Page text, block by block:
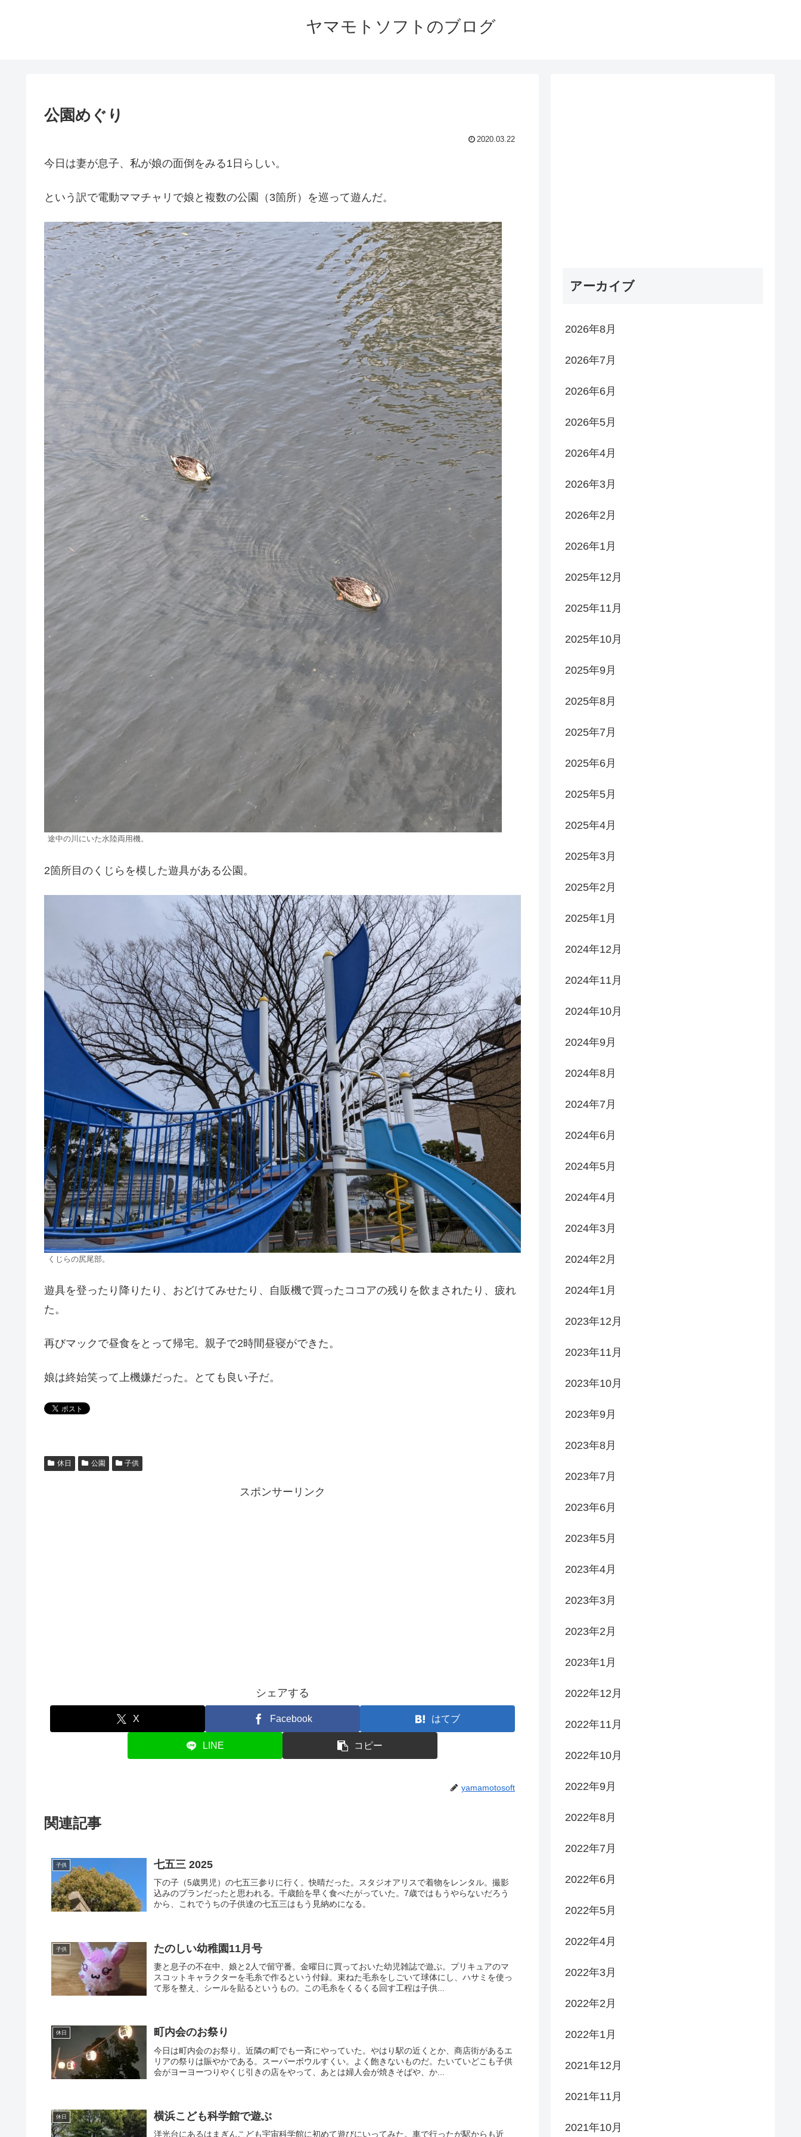
ヤマモトソフトのブログ
公園めぐり
2020.03.22
今日は妻が息子、私が娘の面倒をみる1日らしい。
という訳で電動ママチャリで娘と複数の公園（3箇所）を巡って遊んだ。
途中の川にいた水陸両用機。
2箇所目のくじらを模した遊具がある公園。
くじらの尻尾部。
遊具を登ったり降りたり、おどけてみせたり、自販機で買ったココアの残りを飲まされたり、疲れ
た。
再びマックで昼食をとって帰宅。親子で2時間昼寝ができた。
娘は終始笑って上機嫌だった。とても良い子だ。
休日 公園 子供
スポンサーリンク
シェアする
X Facebook はてブ
LINE コピー
yamamotosoft
関連記事
子供 七五三 2025
下の子（5歳男児）の七五三参りに行く。快晴だった。スタジオアリスで着物をレンタル。撮影
込みのプランだったと思われる。千歳飴を早く食べたがっていた。7歳ではもうやらないだろう
から、これでうちの子供達の七五三はもう見納めになる。
子供 たのしい幼稚園11月号
妻と息子の不在中、娘と2人で留守番。金曜日に買っておいた幼児雑誌で遊ぶ。プリキュアのマ
スコットキャラクターを毛糸で作るという付録。束ねた毛糸をしごいて球体にし、ハサミを使っ
て形を整え、シールを貼るというもの。この毛糸をくるくる回す工程は子供...
休日 町内会のお祭り
今日は町内会のお祭り。近隣の町でも一斉にやっていた。やはり駅の近くとか、商店街があるエ
リアの祭りは賑やかである。スーパーボウルすくい。よく飽きないものだ。たいていどこも子供
会がヨーヨーつりやくじ引きの店をやって、あとは婦人会が焼きそばや、か...
休日 横浜こども科学館で遊ぶ
洋光台にあるはまぎんこども宇宙科学館に初めて遊びにいってみた。車で行ったが駅からも近
アーカイブ
2026年8月
2026年7月
2026年6月
2026年5月
2026年4月
2026年3月
2026年2月
2026年1月
2025年12月
2025年11月
2025年10月
2025年9月
2025年8月
2025年7月
2025年6月
2025年5月
2025年4月
2025年3月
2025年2月
2025年1月
2024年12月
2024年11月
2024年10月
2024年9月
2024年8月
2024年7月
2024年6月
2024年5月
2024年4月
2024年3月
2024年2月
2024年1月
2023年12月
2023年11月
2023年10月
2023年9月
2023年8月
2023年7月
2023年6月
2023年5月
2023年4月
2023年3月
2023年2月
2023年1月
2022年12月
2022年11月
2022年10月
2022年9月
2022年8月
2022年7月
2022年6月
2022年5月
2022年4月
2022年3月
2022年2月
2022年1月
2021年12月
2021年11月
2021年10月